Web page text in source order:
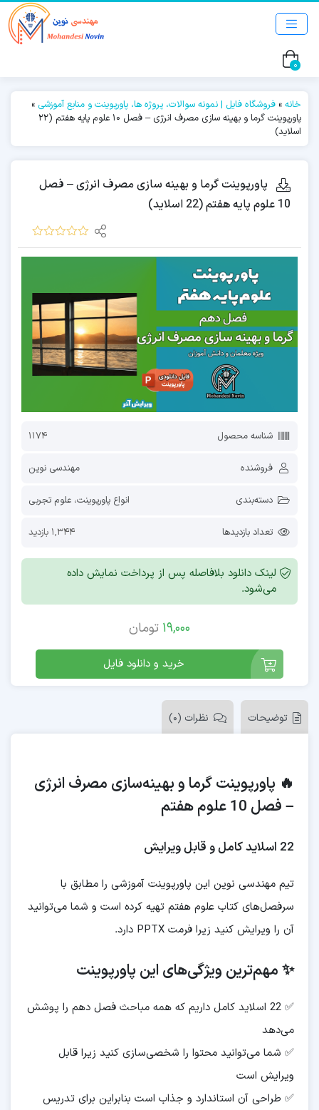
0
خانه » فروشگاه فایل | نمونه سوالات، پروژه ها، پاورپوینت و منابع آموزشی »
پاورپوینت گرما و بهینه سازی مصرف انرژی – فصل 10 علوم پایه هفتم (22
اسلاید)
پاورپوینت گرما و بهینه سازی مصرف انرژی – فصل
10 علوم پایه هفتم (22 اسلاید)
شناسه محصول 1174
فروشنده مهندسی نوین
دسته‌بندی انواع پاورپوینت، علوم تجربی
تعداد بازدیدها 1,344 بازدید
لینک دانلود بلافاصله پس از پرداخت نمایش داده
می‌شود.
19,000 تومان
خرید و دانلود فایل
توضیحات نظرات (0)
🔥 پاورپوینت گرما و بهینه‌سازی مصرف انرژی
– فصل 10 علوم هفتم
22 اسلاید کامل و قابل ویرایش
تیم مهندسی نوین این پاورپوینت آموزشی را مطابق با
سرفصل‌های کتاب علوم هفتم تهیه کرده است و شما می‌توانید
آن را ویرایش کنید زیرا فرمت PPTX دارد.
✨ مهم‌ترین ویژگی‌های این پاورپوینت
✅ 22 اسلاید کامل داریم که همه مباحث فصل دهم را پوشش
می‌دهد
✅ شما می‌توانید محتوا را شخصی‌سازی کنید زیرا قابل
ویرایش است
✅ طراحی آن استاندارد و جذاب است بنابراین برای تدریس